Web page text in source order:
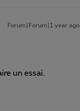
Forum|Forum|1 year ago
un essai.